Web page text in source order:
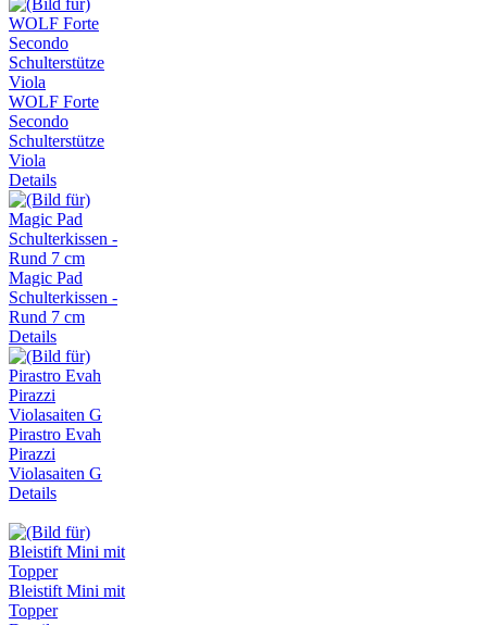
WOLF Forte
Secondo
Schulterstütze
Viola
Details
Magic Pad
Schulterkissen -
Rund 7 cm
Details
Pirastro Evah
Pirazzi
Violasaiten G
Details
Bleistift Mini mit
Topper